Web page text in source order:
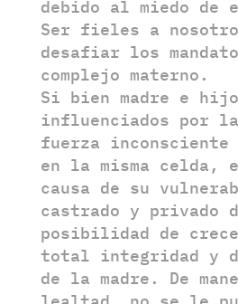
debido al miedo de
Ser fieles a
desafiar los
complejo materno.
Si bien madre e
influenciados por la
fuerza inconsciente
en la misma celda,
causa de su
castrado y privado
posibilidad de
total integridad y
de la madre. De